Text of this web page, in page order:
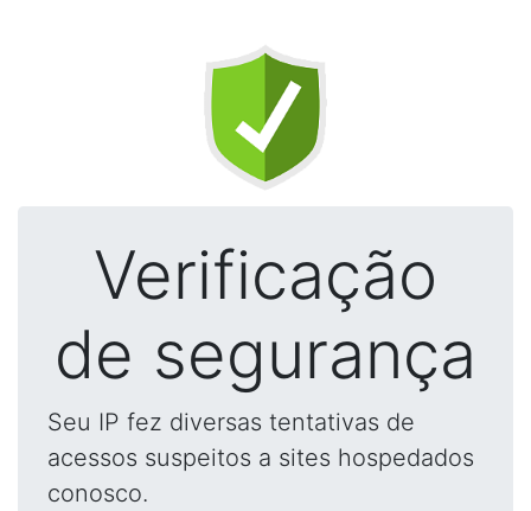
Verificação
de segurança
Seu IP fez diversas tentativas de
acessos suspeitos a sites hospedados
conosco.